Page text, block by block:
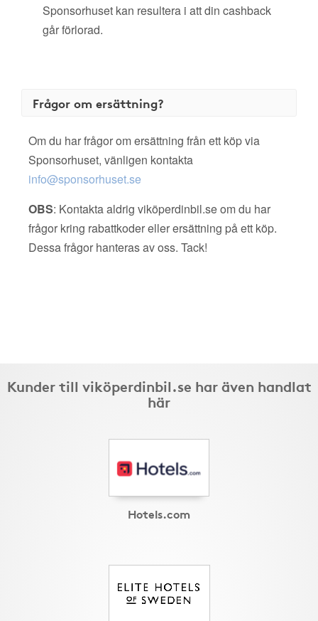
Sponsorhuset kan resultera i att din cashback
går förlorad.
Frågor om ersättning?
Om du har frågor om ersättning från ett köp via
Sponsorhuset, vänligen kontakta
info@sponsorhuset.se
OBS: Kontakta aldrig viköperdinbil.se om du har
frågor kring rabattkoder eller ersättning på ett köp.
Dessa frågor hanteras av oss. Tack!
Kunder till viköperdinbil.se har även handlat
här
Hotels.com